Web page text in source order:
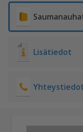
Lisätiedot